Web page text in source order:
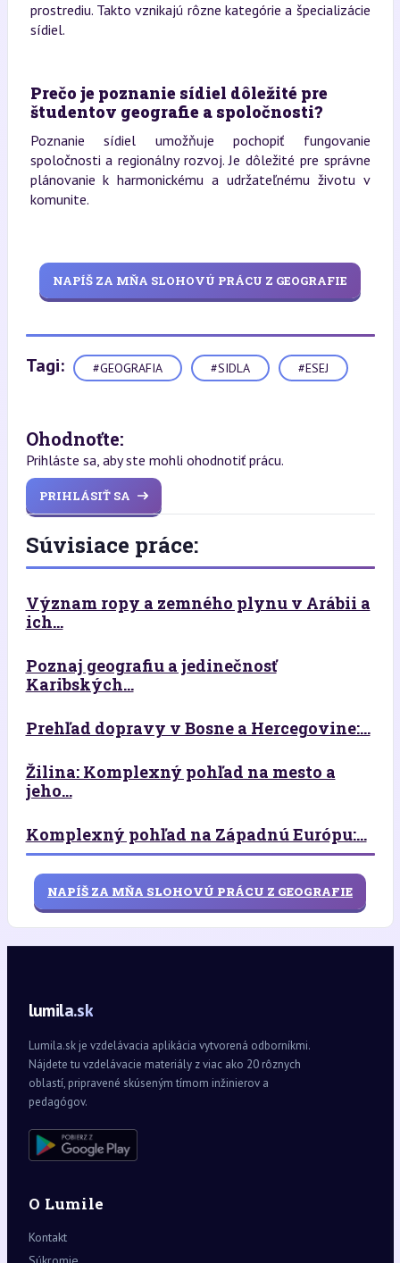
prostrediu. Takto vznikajú rôzne kategórie a špecializácie
sídiel.
Prečo je poznanie sídiel dôležité pre
študentov geografie a spoločnosti?
Poznanie sídiel umožňuje pochopiť fungovanie
spoločnosti a regionálny rozvoj. Je dôležité pre správne
plánovanie k harmonickému a udržateľnému životu v
komunite.
NAPÍŠ ZA MŇA SLOHOVÚ PRÁCU Z GEOGRAFIE
Tagi: #GEOGRAFIA #SIDLA #ESEJ
Ohodnoťte:
Prihláste sa, aby ste mohli ohodnotiť prácu.
PRIHLÁSIŤ SA
Súvisiace práce:
Význam ropy a zemného plynu v Arábii a
ich...
Poznaj geografiu a jedinečnosť
Karibských...
Prehľad dopravy v Bosne a Hercegovine:...
Žilina: Komplexný pohľad na mesto a
jeho...
Komplexný pohľad na Západnú Európu:...
NAPÍŠ ZA MŇA SLOHOVÚ PRÁCU Z GEOGRAFIE
lumila.sk
Lumila.sk je vzdelávacia aplikácia vytvorená odborníkmi.
Nájdete tu vzdelávacie materiály z viac ako 20 rôznych
oblastí, pripravené skúseným tímom inžinierov a
pedagógov.
O Lumile
Kontakt